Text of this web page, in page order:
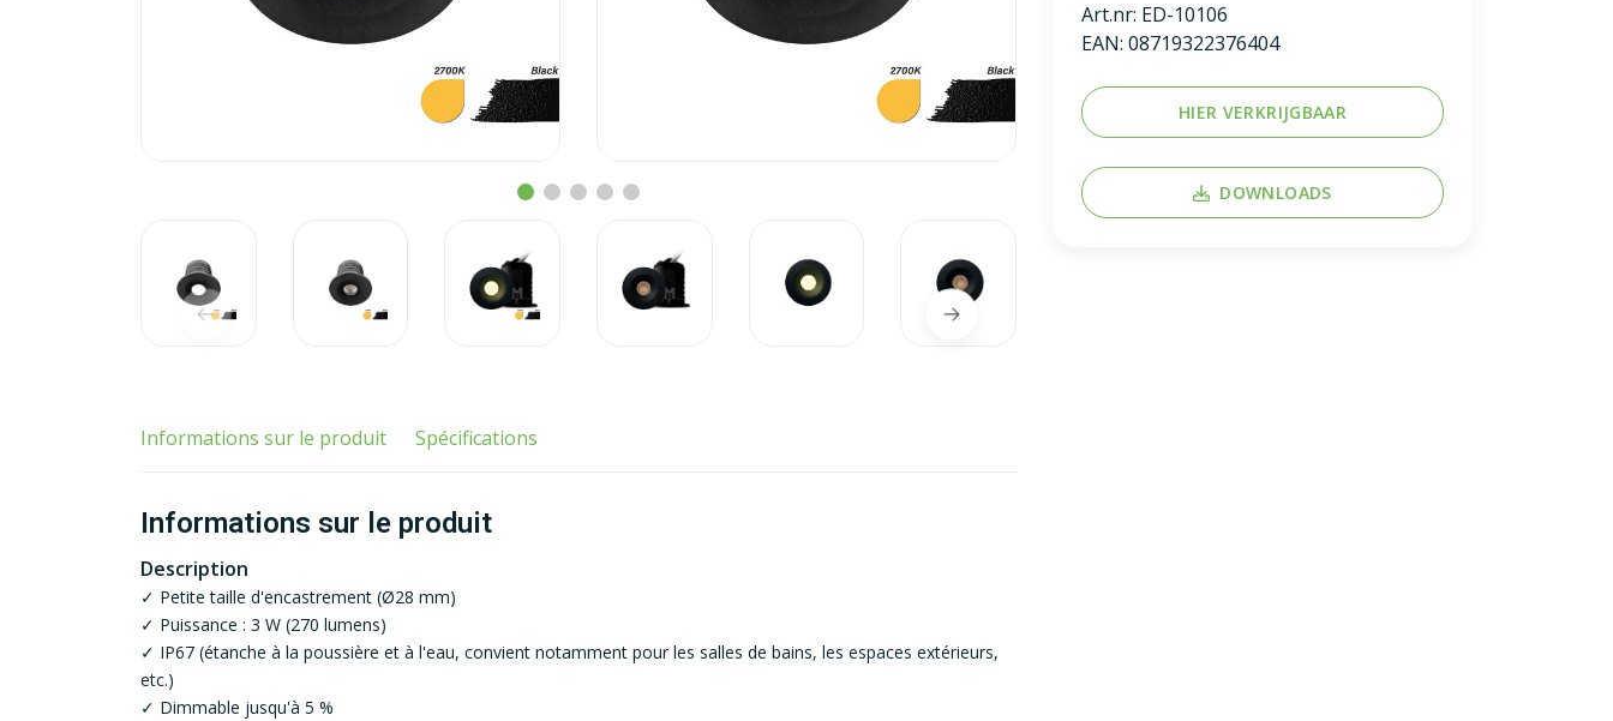
Art.nr: ED-10106
EAN: 08719322376404
HIER VERKRIJGBAAR
DOWNLOADS
Informations sur le produit Spécifications
Informations sur le produit
Description
✓ Petite taille d'encastrement (Ø28 mm)
✓ Puissance : 3 W (270 lumens)
✓ IP67 (étanche à la poussière et à l'eau, convient notamment pour les salles de bains, les espaces extérieurs,
etc.)
✓ Dimmable jusqu'à 5 %